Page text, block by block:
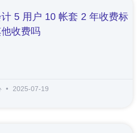
5 用户 10 帐套 2 年收费标
收费吗
2025-07-19